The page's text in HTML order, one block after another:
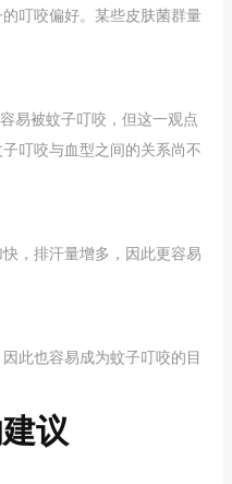
叮咬偏好。某些皮肤菌群量
易被蚊子叮咬，但这一观点
叮咬与血型之间的关系尚不
，排汗量增多，因此更容易
此也容易成为蚊子叮咬的目
议